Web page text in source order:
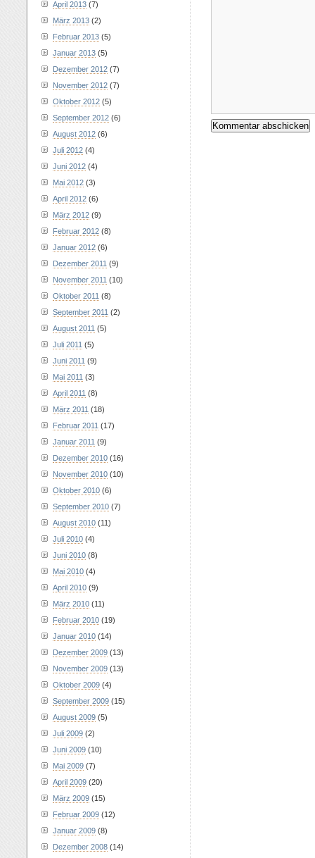
April 2013 (7)
März 2013 (2)
Februar 2013 (5)
Januar 2013 (5)
Dezember 2012 (7)
November 2012 (7)
Oktober 2012 (5)
September 2012 (6)
August 2012 (6)
Juli 2012 (4)
Juni 2012 (4)
Mai 2012 (3)
April 2012 (6)
März 2012 (9)
Februar 2012 (8)
Januar 2012 (6)
Dezember 2011 (9)
November 2011 (10)
Oktober 2011 (8)
September 2011 (2)
August 2011 (5)
Juli 2011 (5)
Juni 2011 (9)
Mai 2011 (3)
April 2011 (8)
März 2011 (18)
Februar 2011 (17)
Januar 2011 (9)
Dezember 2010 (16)
November 2010 (10)
Oktober 2010 (6)
September 2010 (7)
August 2010 (11)
Juli 2010 (4)
Juni 2010 (8)
Mai 2010 (4)
April 2010 (9)
März 2010 (11)
Februar 2010 (19)
Januar 2010 (14)
Dezember 2009 (13)
November 2009 (13)
Oktober 2009 (4)
September 2009 (15)
August 2009 (5)
Juli 2009 (2)
Juni 2009 (10)
Mai 2009 (7)
April 2009 (20)
März 2009 (15)
Februar 2009 (12)
Januar 2009 (8)
Dezember 2008 (14)